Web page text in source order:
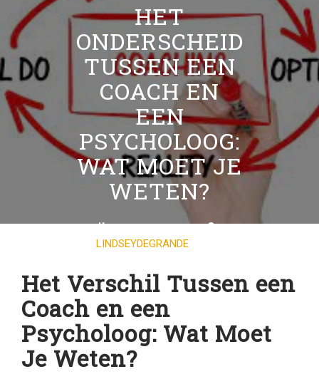
HET
ONDERSCHEID
TUSSEN EEN
COACH EN
EEN
PSYCHOLOOG:
WAT MOET JE
WETEN?
04 OKTOBER 2024
LINDSEYDEGRANDE
Het Verschil Tussen een
Coach en een
Psycholoog: Wat Moet
Je Weten?